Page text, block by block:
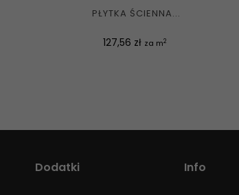
PŁYTKA ŚCIENNA...
Cena
127,56 zł za m2
Dodatki Info